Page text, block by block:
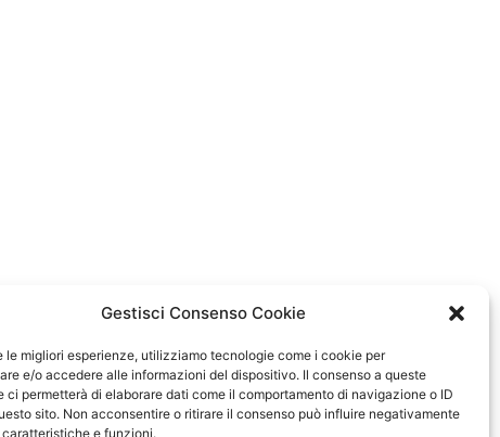
Gestisci Consenso Cookie
le migliori esperienze, utilizziamo tecnologie come i cookie per
e/o accedere alle informazioni del dispositivo. Il consenso a queste
ci permetterà di elaborare dati come il comportamento di navigazione o ID
sito. Non acconsentire o ritirare il consenso può influire negativamente
e funzioni.